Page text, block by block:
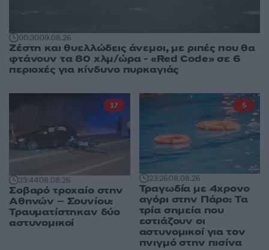
00:3009.08.26
Ζέστη και θυελλώδεις άνεμοι, με ριπές που θα
φτάνουν τα 80 χλμ/ώρα - «Red Code» σε 6
περιοχές για κίνδυνο πυρκαγιάς
23:4408.08.26
Σοβαρό τροχαίο στην
Αθηνών – Σουνίου:
Τραυματίστηκαν δύο
αστυνομικοί
17
23:2608.08.26
Τραγωδία με 4χρονο
αγόρι στην Πάρο: Τα
τρία σημεία που
εστιάζουν οι
αστυνομικοί για τον
πνιγμό στην πισίνα
5